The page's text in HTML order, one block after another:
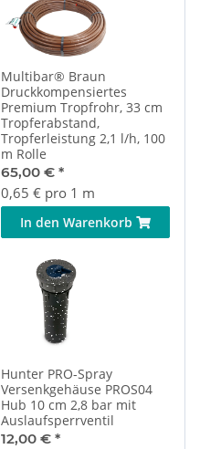
Multibar® Braun
Druckkompensiertes
Premium Tropfrohr, 33 cm
Tropferabstand,
Tropferleistung 2,1 l/h, 100
m Rolle
65,00 € *
0,65 € pro 1 m
In den Warenkorb
Hunter PRO-Spray
Versenkgehäuse PROS04
Hub 10 cm 2,8 bar mit
Auslaufsperrventil
12,00 € *